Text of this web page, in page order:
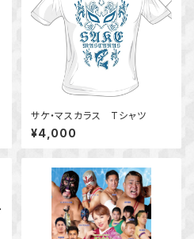
サケ・マスカラス Tシャツ
¥4,000